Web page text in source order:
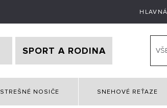
SPORT A RODINA
STREŠNÉ NOSIČE SNEHOVÉ REŤAZE